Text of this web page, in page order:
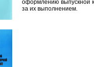
оформлению выпускной
за их выполнением.